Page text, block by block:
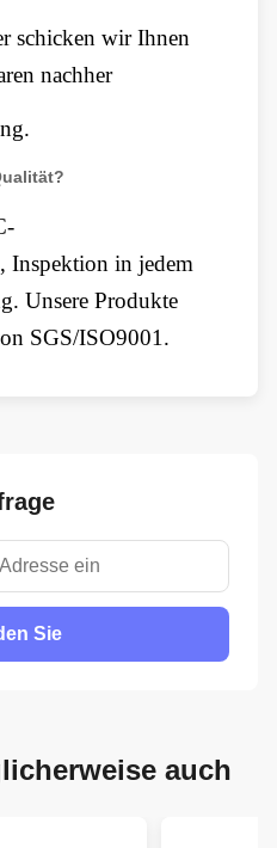
schicken wir Ihnen
nachher
Inspektion in jedem
Unsere Produkte
SGS/ISO9001.
Sie
auch